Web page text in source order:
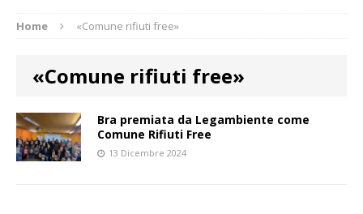
Home «Comune rifiuti free»
«Comune rifiuti free»
Bra premiata da Legambiente come
Comune Rifiuti Free
13 Dicembre 2024